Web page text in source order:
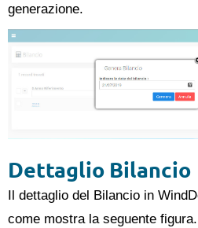
generazione.
Dettaglio Bilancio
Il dettaglio del Bilancio in
come mostra la seguente figura.